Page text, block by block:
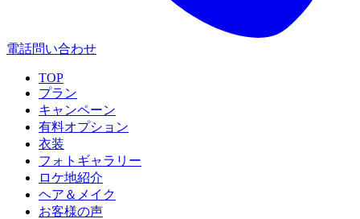
電話問い合わせ
TOP
プラン
キャンペーン
有料オプション
衣装
フォトギャラリー
ロケ地紹介
ヘア＆メイク
お客様の声